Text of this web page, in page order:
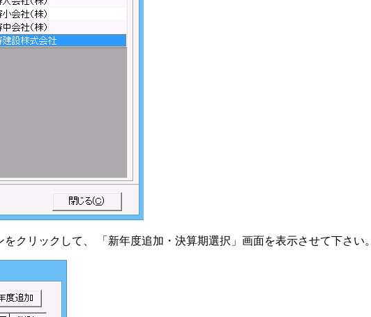
クリックして、 「新年度追加・決算期選択」画面を表示させて下さい。